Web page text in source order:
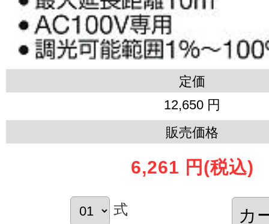
定価
12,650 円
販売価格
6,261 円 (税込)
式